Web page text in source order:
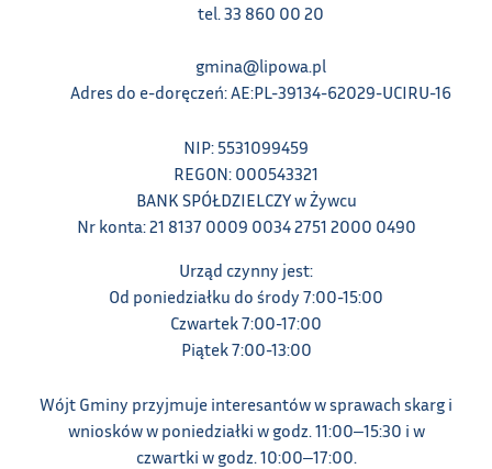
tel. 33 860 00 20
gmina@lipowa.pl
Adres do e-doręczeń: AE:PL-39134-62029-UCIRU-16
NIP: 5531099459
REGON: 000543321
BANK SPÓŁDZIELCZY w Żywcu
Nr konta: 21 8137 0009 0034 2751 2000 0490
Urząd czynny jest:
Od poniedziałku do środy 7:00-15:00
Czwartek 7:00-17:00
Piątek 7:00-13:00
Wójt Gminy przyjmuje interesantów w sprawach skarg i
wniosków w poniedziałki w godz. 11:00‒15:30 i w
czwartki w godz. 10:00‒17:00.